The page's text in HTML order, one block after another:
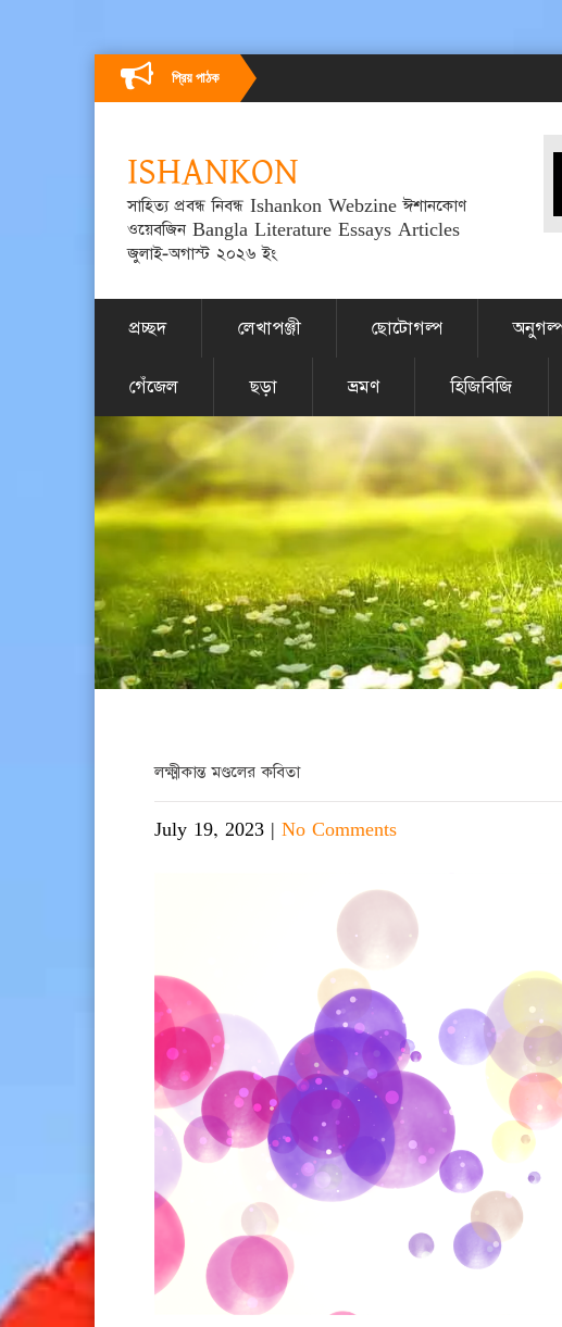
প্রিয় পাঠক
ISHANKON
সাহিত্য প্রবন্ধ নিবন্ধ Ishankon Webzine ঈশানকোণ
ওয়েবজিন Bangla Literature Essays Articles
জুলাই-অগাস্ট ২০২৬ ইং
প্রচ্ছদ লেখাপঞ্জী ছোটোগল্প
গেঁজেল ছড়া ভ্রমণ হিজিবিজি
লক্ষ্মীকান্ত মণ্ডলের কবিতা
July 19, 2023 | No Comments